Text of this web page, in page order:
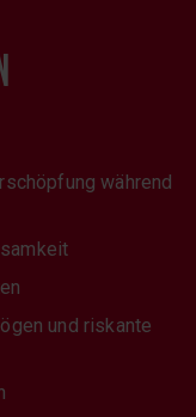
während
und riskante